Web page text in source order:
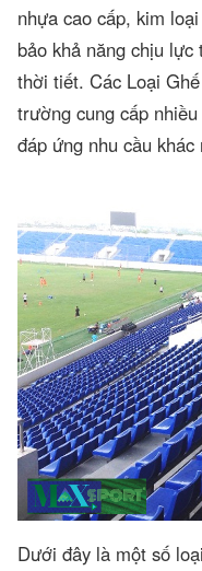
nhựa cao cấp, kim
bảo khả năng chịu
thời tiết. Các Loại
trường cung cấp
đáp ứng nhu cầu khác
Dưới đây là một số